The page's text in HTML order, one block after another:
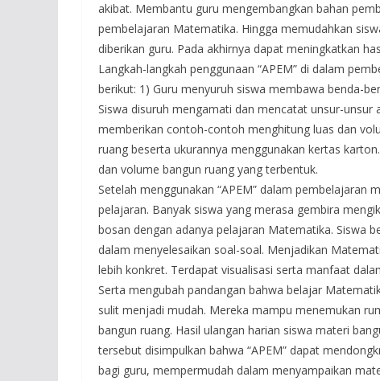
akibat. Membantu guru mengembangkan bahan
pembelajaran Matematika. Hingga memudahkan
diberikan guru. Pada akhirnya dapat meningkatkan
Langkah-langkah penggunaan “APEM” di dalam
berikut: 1) Guru menyuruh siswa membawa benda-
Siswa disuruh mengamati dan mencatat unsur-
memberikan contoh-contoh menghitung luas dan
ruang beserta ukurannya menggunakan kertas
dan volume bangun ruang yang terbentuk.
Setelah menggunakan “APEM” dalam pembelajaran
pelajaran. Banyak siswa yang merasa gembira
bosan dengan adanya pelajaran Matematika. Siswa
dalam menyelesaikan soal-soal. Menjadikan
lebih konkret. Terdapat visualisasi serta manfaat
Serta mengubah pandangan bahwa belajar
sulit menjadi mudah. Mereka mampu menemukan
bangun ruang. Hasil ulangan harian siswa materi
tersebut disimpulkan bahwa “APEM” dapat
bagi guru, mempermudah dalam menyampaikan